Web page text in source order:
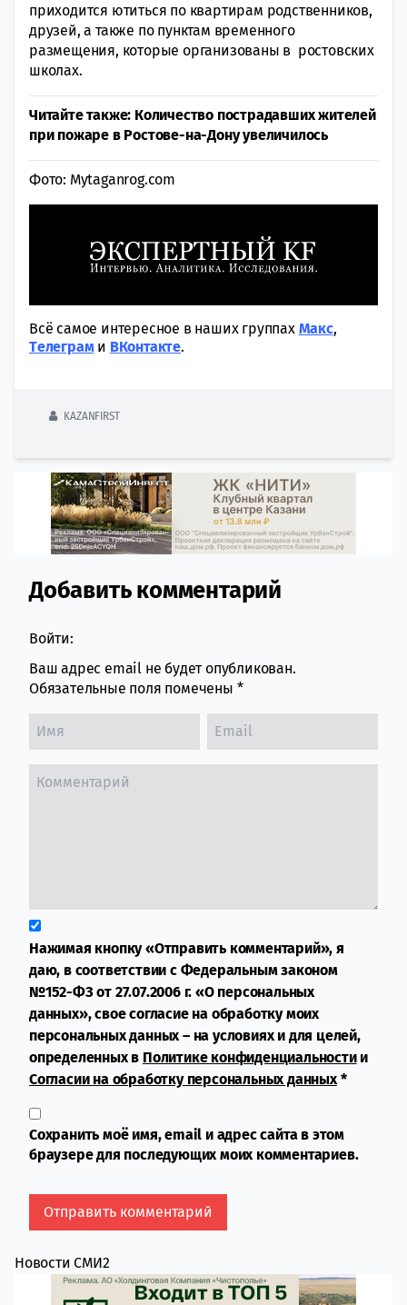
приходится ютиться по квартирам родственников,
друзей, а также по пунктам временного
размещения, которые организованы в ростовских
школах.
Читайте также: Количество пострадавших жителей
при пожаре в Ростове-на-Дону увеличилось
Фото: Mytaganrog.com
Всё самое интересное в наших группах Макс,
Tелеграми ВКонтакте.
KAZANFIRST
Comment section
Добавить комментарий
Войти:
Ваш адрес email не будет опубликован.
Обязательные поля помечены *
Нажимая кнопку «Отправить комментарий», я
даю, в соответствии с Федеральным законом
№152-ФЗ от 27.07.2006 г. «О персональных
данных», свое согласие на обработку моих
персональных данных – на условиях и для целей,
определенных в Политике конфиденциальностии
Согласии на обработку персональных данных*
Сохранить моё имя, email и адрес сайта в этом
браузере для последующих моих комментариев.
Новости СМИ2